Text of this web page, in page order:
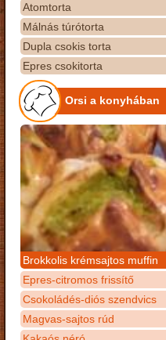
Atomtorta
Málnás túrótorta
Dupla csokis torta
Epres csokitorta
Orsi a konyhában
Brokkolis krémsajtos muffin
Epres-citromos frissítő
Csokoládés-diós szendvics
Magvas-sajtos rúd